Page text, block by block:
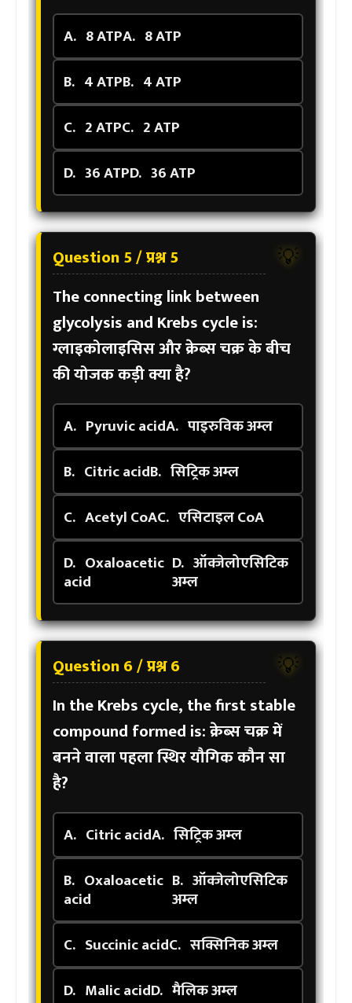
A. 8 ATPA. 8 ATP
B. 4 ATPB. 4 ATP
C. 2 ATPC. 2 ATP
D. 36 ATPD. 36 ATP
💡
Question 5 / प्रश्न 5
The connecting link between
glycolysis and Krebs cycle is:
ग्लाइकोलाइसिस और क्रेब्स चक्र के बीच
की योजक कड़ी क्या है?
A. Pyruvic acidA. पाइरुविक अम्ल
B. Citric acidB. सिट्रिक अम्ल
C. Acetyl CoAC. एसिटाइल CoA
D. Oxaloacetic
acid
D. ऑक्जेलोएसिटिक
अम्ल
💡
Question 6 / प्रश्न 6
In the Krebs cycle, the first stable
compound formed is:क्रेब्स चक्र में
बनने वाला पहला स्थिर यौगिक कौन सा
है?
A. Citric acidA. सिट्रिक अम्ल
B. Oxaloacetic
acid
B. ऑक्जेलोएसिटिक
अम्ल
C. Succinic acidC. सक्सिनिक अम्ल
D. Malic acidD. मैलिक अम्ल